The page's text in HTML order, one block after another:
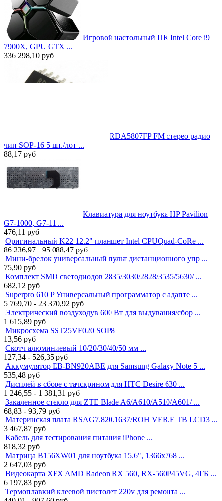
Игровой настольный ПК Intel Core i9
7900X, GPU GTX ...
336 298,10 руб
RDA5807FP FM стерео радио
чип SOP-16 5 шт./лот ...
88,17 руб
Клавиатура для ноутбука HP Pavilion
G7-1000, G7-11 ...
476,11 руб
Оригинальный K22 12.2" планшет Intel CPUQuad-CoRe ...
86 236,97 - 95 088,47 руб
Мини-брелок универсальный пульт дистанционного упр ...
75,90 руб
Комплект SMD светодиодов 2835/3030/2828/3535/5630/ ...
682,12 руб
Superpro 610 P Универсальный программатор с адапте ...
5 769,70 - 23 370,92 руб
Электрический воздуходув 600 Вт для выдувания/сбор ...
1 615,89 руб
Микросхема SST25VF020 SOP8
13,56 руб
Скотч алюминиевый 10/20/30/40/50 мм ...
127,34 - 526,35 руб
Аккумулятор EB-BN920ABE для Samsung Galaxy Note 5 ...
535,48 руб
Дисплей в сборе с тачскрином для HTC Desire 630 ...
1 246,55 - 1 381,31 руб
Закаленное стекло для ZTE Blade A6/A610/A510/A601/ ...
68,83 - 93,79 руб
Материнская плата RSAG7.820.1637/ROH VER.E ТВ LCD3 ...
3 467,87 руб
Кабель для тестирования питания iPhone ...
818,32 руб
Матрица B156XW01 для ноутбука 15.6", 1366x768 ...
2 647,03 руб
Видеокарта XFX AMD Radeon RX 560, RX-560P45VG, 4ГБ ...
6 197,83 руб
Термоплавкий клеевой пистолет 220v для ремонта ...